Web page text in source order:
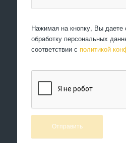
Нажимая на кнопку, Вы даете
обработку персональных
соответствии с политикой